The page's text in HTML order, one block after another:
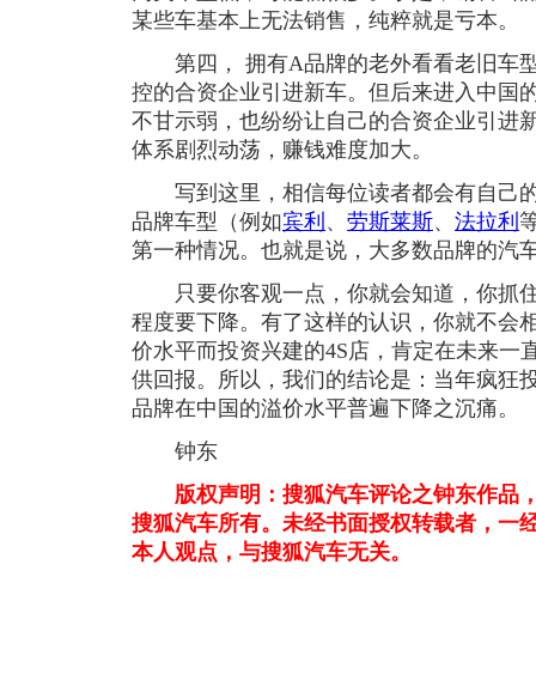
某些车基本上无法销售，纯粹就是亏本。
第四， 拥有A品牌的老外看看老旧车
控的合资企业引进新车。但后来进入中国
不甘示弱，也纷纷让自己的合资企业引进
体系剧烈动荡，赚钱难度加大。
写到这里，相信每位读者都会有自己
品牌车型（例如宾利 、 劳斯莱斯、 法拉利
第一种情况。也就是说，大多数品牌的汽
只要你客观一点，你就会知道，你抓
程度要下降。有了这样的认识，你就不会
价水平而投资兴建的4S店，肯定在未来一
供回报。所以，我们的结论是：当年疯狂
品牌在中国的溢价水平普遍下降之沉痛。
钟东
版权声明：搜狐汽车评论之钟东作品
搜狐汽车所有。未经书面授权转载者，一
本人观点，与搜狐汽车无关。